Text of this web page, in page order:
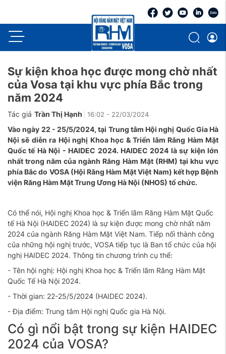
Sự kiện khoa học được mong chờ nhất
của Vosa tại khu vực phía Bắc trong
năm 2024
Tác giả Trần Thị Hạnh 16:02 - 22/03/2024
Vào ngày 22 - 25/5/2024, tại Trung tâm Hội nghị Quốc Gia Hà
Nội sẽ diễn ra Hội nghị Khoa học & Triển lãm Răng Hàm Mặt
Quốc tế Hà Nội - HAIDEC 2024. HAIDEC 2024 là sự kiện lớn
nhất trong năm của ngành Răng Hàm Mặt (RHM) tại khu vực
phía Bắc do VOSA (Hội Răng Hàm Mặt Việt Nam) kết hợp Bệnh
viện Răng Hàm Mặt Trung Ương Hà Nội (NHOS) tổ chức.
Có thể nói, Hội nghị Khoa học & Triển lãm Răng Hàm Mặt Quốc
tế Hà Nội (HAIDEC 2024) là sự kiện được mong chờ nhất năm
2024 của ngành Răng Hàm Mặt Việt Nam. Tiếp nối thành công
của những hội nghị trước, VOSA tiếp tục là Ban tổ chức của hội
nghị HAIDEC 2024. Thông tin chương trình cụ thể:
- Tên hội nghị: Hội nghị Khoa học & Triển lãm Răng Hàm Mặt
Quốc Tế Hà Nội 2024.
- Thời gian: 22-25/5/2024 (HAIDEC 2024).
- Địa điểm: Trung tâm Hội nghị Quốc gia Hà Nội.
Có gì nổi bật trong sự kiện HAIDEC
2024 của VOSA?